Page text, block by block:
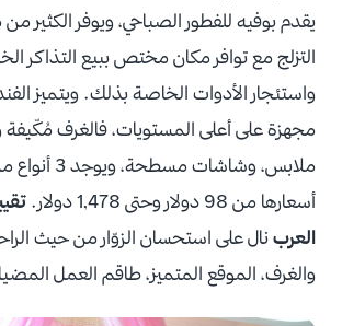
يقدم بوفيه للفطور الصباحي، ويوفر الكثير من
التزلج مع توافر مكان مختص ببيع التذاكر
واستئجار الأدوات الخاصة بذلك. ويتميز
مجهزة على أعلى المستويات، فالغرف مُكّيفة
ملابس، وشاشات
أسعارها من 98 دولار وحتى 1,478 دولار.
العربنال على استحسان الزوّار من حيث
والغرف، الموقع المتميز، طاقم العمل